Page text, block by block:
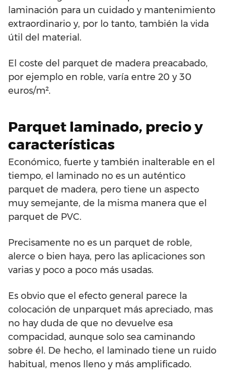
laminación para un cuidado y mantenimiento
extraordinario y, por lo tanto, también la vida
útil del material.
El coste del parquet de madera preacabado,
por ejemplo en roble, varía entre 20 y 30
euros/m².
Parquet laminado, precio y
características
Económico, fuerte y también inalterable en el
tiempo, el laminado no es un auténtico
parquet de madera, pero tiene un aspecto
muy semejante, de la misma manera que el
parquet de PVC.
Precisamente no es un parquet de roble,
alerce o bien haya, pero las aplicaciones son
varias y poco a poco más usadas.
Es obvio que el efecto general parece la
colocación de unparquet más apreciado, mas
no hay duda de que no devuelve esa
compacidad, aunque solo sea caminando
sobre él. De hecho, el laminado tiene un ruido
habitual, menos lleno y más amplificado.